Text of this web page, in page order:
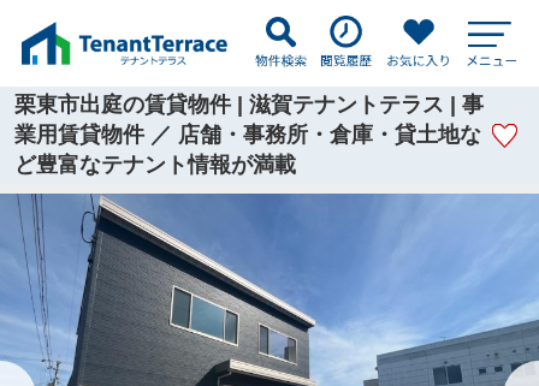
栗東市出庭の賃貸物件 | 滋賀テナントテラス | 事
業用賃貸物件 ／ 店舗・事務所・倉庫・貸土地な
ど豊富なテナント情報が満載